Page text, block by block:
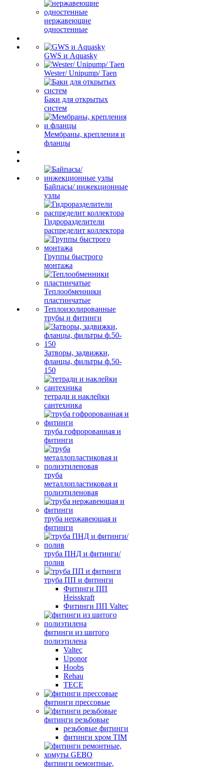
нержавеющие
одностенные
GWS и Aquasky
Wester/ Unipump/ Taen
Баки для открытых
систем
Мембраны, крепления и
фланцы
Байпасы/ инжекционные
узлы
Гидроразделители
распределит коллектора
Группы быстрого
монтажа
Теплообменники
пластинчатые
Теплоизолированные
трубы и фитинги
Затворы, задвижки,
фланцы, фильтры ф.50-
150
тетради и наклейки
сантехника
труба гофророванная и
фитинги
труба
металлопластиковая и
полиэтиленовая
труба нержавеющая и
фитинги
труба ПНД и фитинги/
полив
труба ПП и фитинги
Фитинги ПП
Heisskraft
Фитинги ПП Valtec
фитинги из шитого
полиэтилена
Valtec
Uponor
Hoobs
Rehau
TECE
фитинги прессовые
фитинги резьбовые
резьбовые фитинги
фитинги хром TIM
фитинги ремонтные,